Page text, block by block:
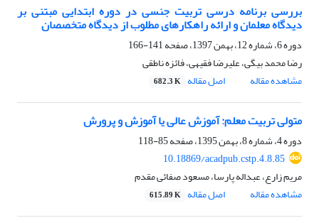
بررسی برنامه درسی تربیت جنسی در دوره ابتدایی مبتنی بر
دیدگاه معلمان و ارائه راهکارهای مطلوب از دیدگاه متخصصان
دوره 6، شماره 12، بهمن 1397، صفحه
141-166
رضا محمد بیگی، علیرضا فقیهی، فائزه ناطقی
مشاهده مقاله
اصل مقاله 682.3 K
متولی تربیت معلم: آموزش عالی یا آموزش و پرورش
دوره 4، شماره 8، بهمن 1395، صفحه
85-118
‎10.18869/acadpub.cstp.4.8.85
مریم زارع، عبداله پارسا، مسعود صفائی مقدم
مشاهده مقاله
اصل مقاله 615.89 K